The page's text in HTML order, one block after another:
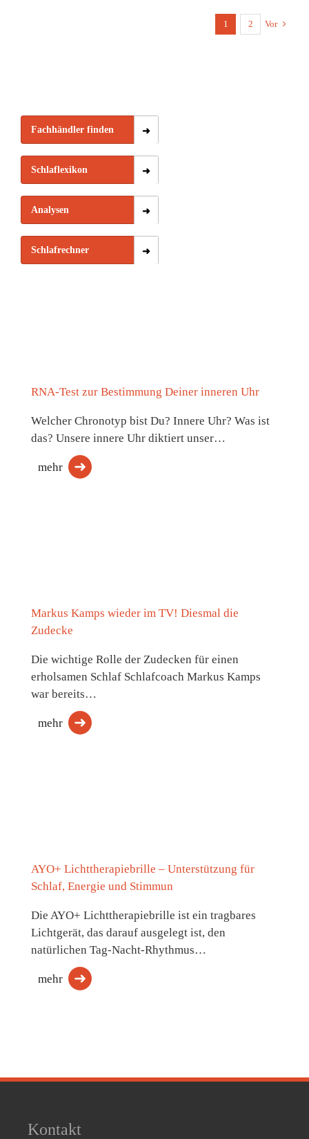
1 2 Vor
Fachhändler finden
Schlaflexikon
Analysen
Schlafrechner
RNA-Test zur Bestimmung Deiner inneren Uhr
Welcher Chronotyp bist Du? Innere Uhr? Was ist
das? Unsere innere Uhr diktiert unser…
mehr
Markus Kamps wieder im TV! Diesmal die
Zudecke
Die wichtige Rolle der Zudecken für einen
erholsamen Schlaf Schlafcoach Markus Kamps
war bereits…
mehr
AYO+ Lichttherapiebrille – Unterstützung für
Schlaf, Energie und Stimmun
Die AYO+ Lichttherapiebrille ist ein tragbares
Lichtgerät, das darauf ausgelegt ist, den
natürlichen Tag-Nacht-Rhythmus…
mehr
Kontakt